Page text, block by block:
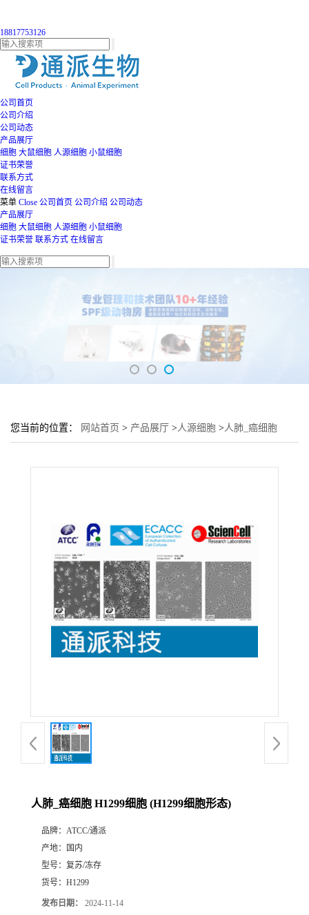
18817753126
公司首页
公司介绍
公司动态
产品展厅
细胞 大鼠细胞 人源细胞 小鼠细胞
证书荣誉
联系方式
在线留言
菜单 Close 公司首页 公司介绍 公司动态
产品展厅
细胞 大鼠细胞 人源细胞 小鼠细胞
证书荣誉 联系方式 在线留言
您当前的位置： 网站首页 > 产品展厅 >人源细胞 >人肺_癌细胞
人肺_癌细胞 H1299细胞 (H1299细胞形态)
品牌： ATCC/通派
产地：
国内
型号： 复苏/冻存
货号： H1299
发布日期： 2024-11-14